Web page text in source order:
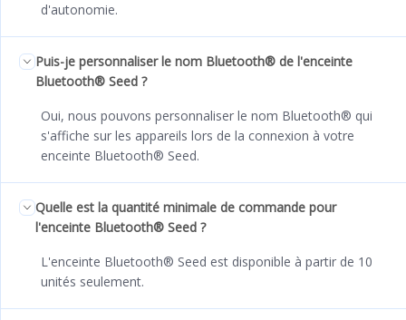
d'autonomie.
Puis-je personnaliser le nom Bluetooth® de l'enceinte
Bluetooth® Seed ?
Oui, nous pouvons personnaliser le nom Bluetooth® qui
s'affiche sur les appareils lors de la connexion à votre
enceinte Bluetooth® Seed.
Quelle est la quantité minimale de commande pour
l'enceinte Bluetooth® Seed ?
L'enceinte Bluetooth® Seed est disponible à partir de 10
unités seulement.